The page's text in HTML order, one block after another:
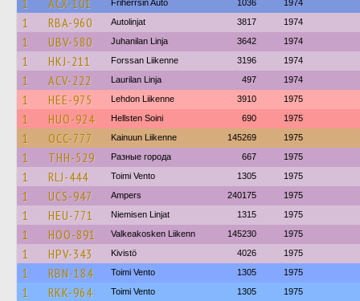
1 ACX-101 Friherrsin Auto 1036 1974
1 RBA-960 Autolinjat 3817 1974
1 UBV-580 Juhanilan Linja 3642 1974
1 HKJ-211 Forssan Liikenne 3196 1974
1 ACV-222 Laurilan Linja 497 1974
1 HEE-975 Lehdon Liikenne 3910 1975
1 HUO-924 Hellsten Soini 690 1975
1 OCC-777 Kainuun Liikenne 145269 1975
1 THH-529 Разные города 667 1975
1 RLJ-444 Toimi Vento 1305 1975
1 UCS-947 Ampers 240175 1975
1 HEU-771 Niemisen Linjat 1315 1975
1 HOO-891 Valkeakosken Liikenn 145230 1975
1 HPV-343 Kivistö 4026 1975
1 RBN-184 Toimi Vento 1305 1975
1 RKK-964 Toimi Vento 1305 1975